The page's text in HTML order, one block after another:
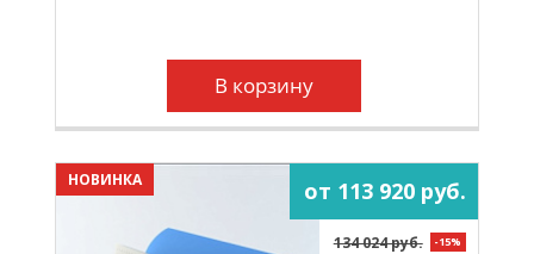
В корзину
НОВИНКА от 113 920 руб.
134 024 руб. -15%